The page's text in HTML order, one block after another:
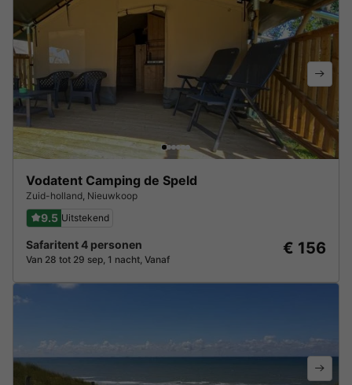
Vodatent Camping de Speld
Zuid-holland Nieuwkoop
9.5 Uitstekend
Safaritent 4 personen
Van 28 tot 29 sep, 1 nacht, Vanaf
€ 156